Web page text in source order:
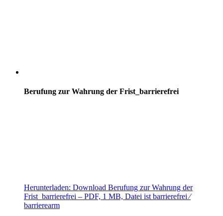
Berufung zur Wahrung der Frist_barrierefrei
Herunterladen: Download Berufung zur Wahrung der
Frist_barrierefrei – PDF, 1 MB, Datei ist barrierefrei ⁄
barrierearm